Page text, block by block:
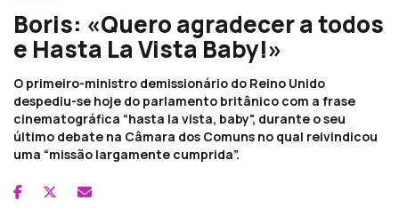
Boris: «Quero agradecer a todos
e Hasta La Vista Baby!»
O primeiro-ministro demissionário do Reino Unido
despediu-se hoje do parlamento britânico com a frase
cinematográfica “hasta la vista, baby", durante o seu
último debate na Câmara dos Comuns no qual reivindicou
uma “missão largamente cumprida”.